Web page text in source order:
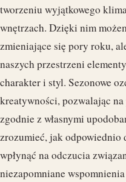
tworzeniu wyjątkowego
wnętrzach. Dzięki nim
zmieniające się pory roku,
naszych przestrzeni
charakter i styl. Sezonowe
kreatywności, pozwalając
zgodnie z własnymi
zrozumieć, jak odpowiednio
wpłynąć na odczucia
niezapomniane